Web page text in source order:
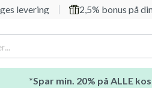
levering 2,5% bonus på
*Spar min. 20% på ALLE